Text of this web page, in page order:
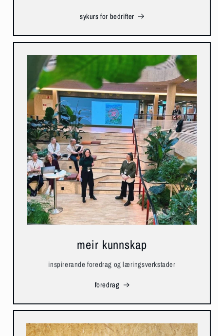
sykurs for bedrifter
meir kunnskap
inspirerande foredrag og læringsverkstader
foredrag